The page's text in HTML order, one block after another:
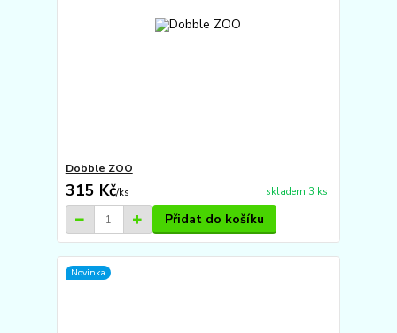
Dobble ZOO
315 Kč/ks skladem 3 ks
Přidat do košíku
Novinka